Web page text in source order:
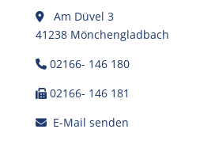
Am Düvel 3
41238 Mönchengladbach
02166- 146 180
02166- 146 181
E-Mail senden